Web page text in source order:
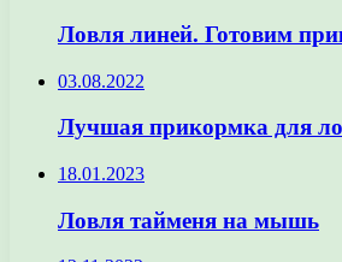
Ловля линей. Готовим
03.08.2022
Лучшая прикормка для
18.01.2023
Ловля тайменя на мышь